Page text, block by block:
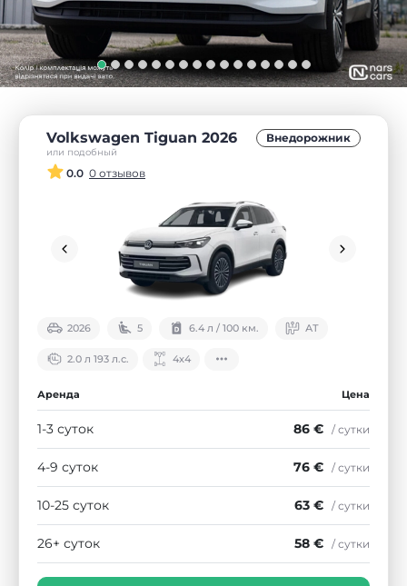
Volkswagen Tiguan 2026
или подобный
Внедорожник
0.0 0 отзывов
2026 5 6.4 л / 100 км. АТ
2.0 л 193 л.с. 4х4
Аренда Цена
1-3 суток 86 € / сутки
4-9 суток 76 € / сутки
10-25 суток 63 € / сутки
26+ суток 58 € / сутки